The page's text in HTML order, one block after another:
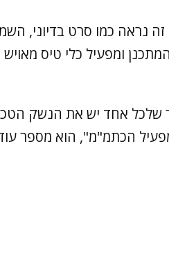
נראה כמו סרט בדיוני,
ומפעיל כלי טיס
שלכל אחד יש את הנשק
הכתמ"מ", הוא מספר